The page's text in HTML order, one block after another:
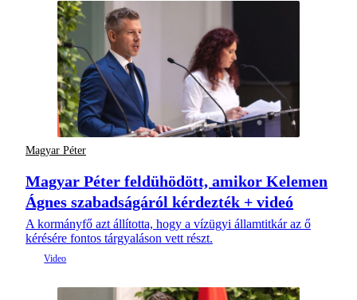
Magyar Péter
Magyar Péter feldühödött, amikor Kelemen
Ágnes szabadságáról kérdezték + videó
A kormányfő azt állította, hogy a vízügyi államtitkár az ő
kérésére fontos tárgyaláson vett részt.